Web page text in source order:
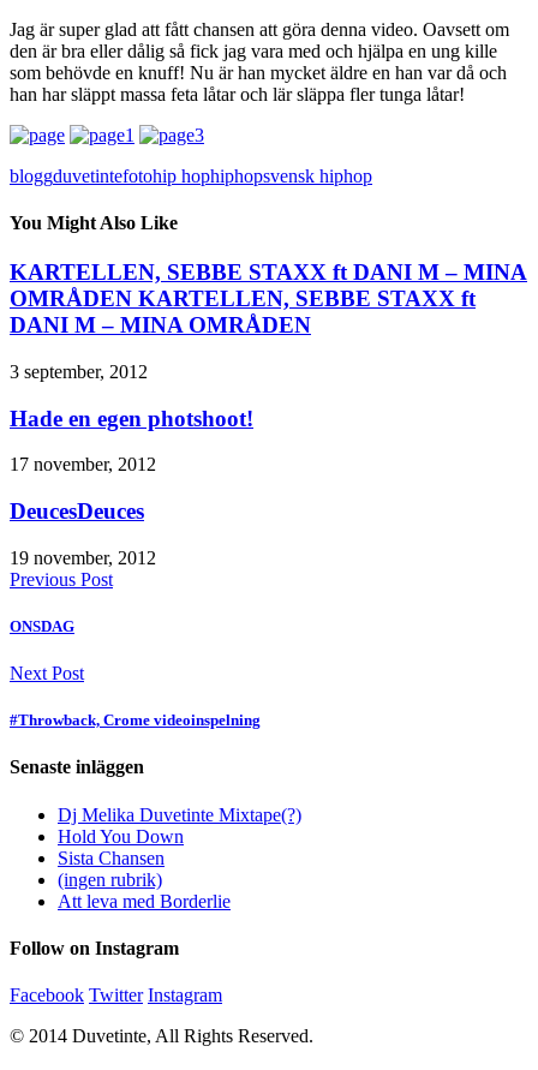
Jag är super glad att fått chansen att göra denna video. Oavsett om
den är bra eller dålig så fick jag vara med och hjälpa en ung kille
som behövde en knuff! Nu är han mycket äldre en han var då och
han har släppt massa feta låtar och lär släppa fler tunga låtar!
bloggduvetintefotohip hophiphopsvensk hiphop
You Might Also Like
KARTELLEN, SEBBE STAXX ft DANI M – MINA
OMRÅDEN KARTELLEN, SEBBE STAXX ft
DANI M – MINA OMRÅDEN
3 september, 2012
Hade en egen photshoot!
17 november, 2012
DeucesDeuces
19 november, 2012
Previous Post
ONSDAG
Next Post
#Throwback, Crome videoinspelning
Senaste inläggen
Dj Melika Duvetinte Mixtape(?)
Hold You Down
Sista Chansen
(ingen rubrik)
Att leva med Borderlie
Follow on Instagram
Facebook Twitter Instagram
© 2014 Duvetinte, All Rights Reserved.